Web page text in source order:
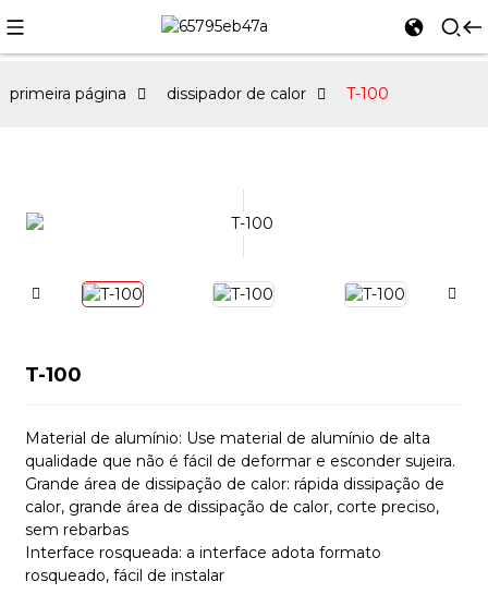
primeira página dissipador de calor T-100
T-100
Material de alumínio: Use material de alumínio de alta
qualidade que não é fácil de deformar e esconder sujeira.
Grande área de dissipação de calor: rápida dissipação de
calor, grande área de dissipação de calor, corte preciso,
sem rebarbas
Interface rosqueada: a interface adota formato
rosqueado, fácil de instalar